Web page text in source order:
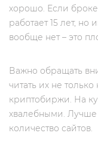
хорошо. Если
работает 15 лет,
вообще нет – это
Важно обращать
читать их не
криптобиржи. На
хвалебными.
количество сайтов.